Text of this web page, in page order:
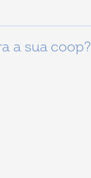
a sua coop?